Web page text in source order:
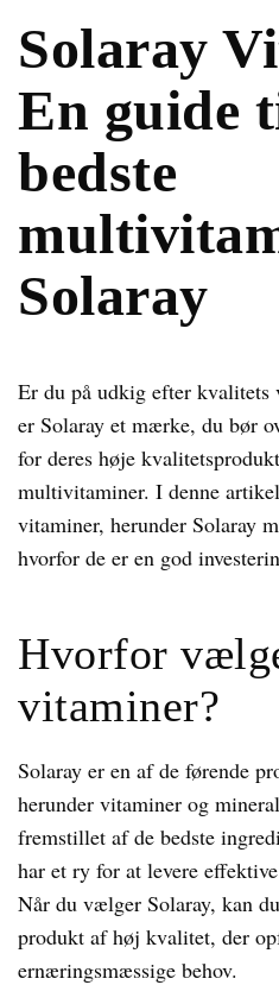
Solaray
En guide
bedste
Solaray
Er du på udkig efter kvalitets
er Solaray et mærke, du bør
for deres høje
multivitaminer. I denne
vitaminer, herunder Solaray
hvorfor de er en god
Hvorfor
vitaminer?
Solaray er en af de førende
herunder vitaminer og
fremstillet af de bedste
har et ry for at levere
Når du vælger Solaray, kan
produkt af høj kvalitet, der
ernæringsmæssige behov.